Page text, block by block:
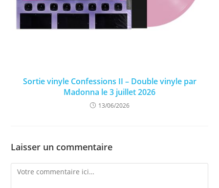
Sortie vinyle Confessions II – Double vinyle par
Madonna le 3 juillet 2026
13/06/2026
Laisser un commentaire
Comment